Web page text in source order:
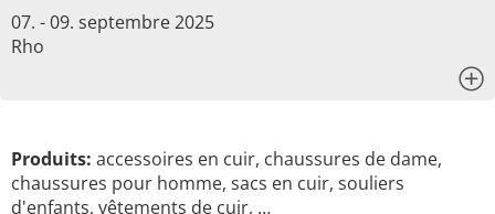
07. - 09. septembre 2025
Rho
Produits: accessoires en cuir, chaussures de dame,
chaussures pour homme, sacs en cuir, souliers
d'enfants, vêtements de cuir, …